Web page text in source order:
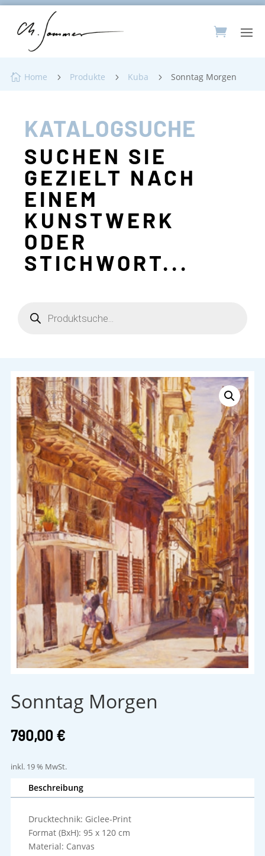
 Home 5 Produkte 5 Kuba 5 Sonntag Morgen
KATALOGSUCHE
SUCHEN SIE
GEZIELT NACH
EINEM
KUNSTWERK
ODER
STICHWORT...
search
Sonntag Morgen
790,00 €
inkl. 19 % MwSt.
Beschreibung
Drucktechnik: Giclee-Print
Format (BxH): 95 x 120 cm
Material: Canvas